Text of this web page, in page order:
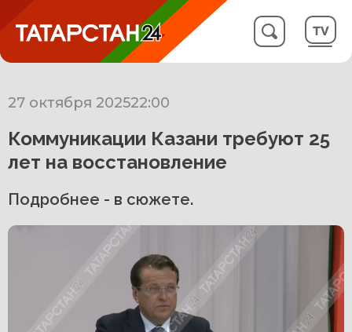
27 октября 202522:00
Коммуникации Казани требуют 25
лет на восстановление
Подробнее - в сюжете.